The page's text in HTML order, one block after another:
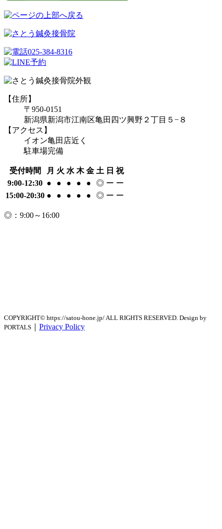
【住所】
〒950-0151
新潟県新潟市江南区亀田四ツ興野２丁目５−８
【アクセス】
イオン亀田店近く
駐車場完備
受付時間 月 火 水 木 金 土 日 祝
9:00-12:30 ● ● ● ● ● ◎ ー ー
15:00-20:30 ● ● ● ● ● ◎ ー ー
◎：9:00～16:00
COPYRIGHT© https://satou-hone.jp/ ALL RIGHTS RESERVED. Design by
PORTALS
Privacy Policy